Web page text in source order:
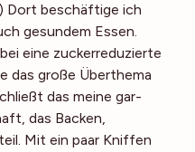
Dort beschäftige ich
gesundem Essen.
eine zuckerreduzierte
das große Überthema
das meine gar-
das Backen,
Mit ein paar Kniffen